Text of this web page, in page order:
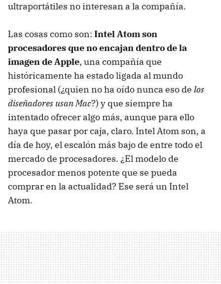
ultraportátiles no interesan a la compañía.
Las cosas como son: Intel Atom son
procesadores que no encajan dentro de la
imagen de Apple, una compañía que
históricamente ha estado ligada al mundo
profesional (¿quien no ha oído nunca eso de los
diseñadores usan Mac?) y que siempre ha
intentado ofrecer algo más, aunque para ello
haya que pasar por caja, claro. Intel Atom son, a
día de hoy, el escalón más bajo de entre todo el
mercado de procesadores. ¿El modelo de
procesador menos potente que se pueda
comprar en la actualidad? Ese será un Intel
Atom.